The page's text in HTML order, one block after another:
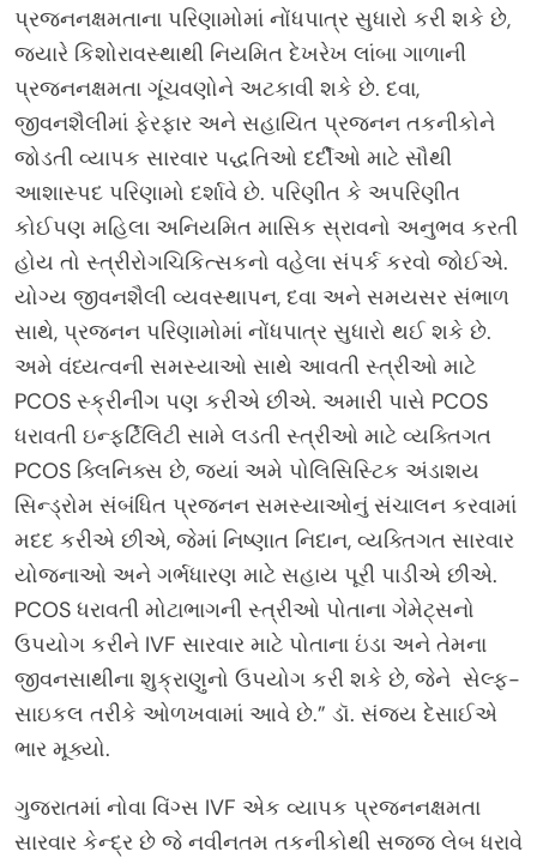
પ્રજનનક્ષમતાના પરિણામોમાં નોંધપાત્ર સુધારો કરી શકે છે,
જ્યારે કિશોરાવસ્થાથી નિયમિત દેખરેખ લાંબા ગાળાની
પ્રજનનક્ષમતા ગૂંચવણોને અટકાવી શકે છે. દવા,
જીવનશૈલીમાં ફેરફાર અને સહાયિત પ્રજનન તકનીકોને
જોડતી વ્યાપક સારવાર પદ્ધતિઓ દર્દીઓ માટે સૌથી
આશાસ્પદ પરિણામો દર્શાવે છે. પરિણીત કે અપરિણીત
કોઈપણ મહિલા અનિયમિત માસિક સ્રાવનો અનુભવ કરતી
હોય તો સ્ત્રીરોગચિકિત્સકનો વહેલા સંપર્ક કરવો જોઈએ.
યોગ્ય જીવનશૈલી વ્યવસ્થાપન, દવા અને સમયસર સંભાળ
સાથે, પ્રજનન પરિણામોમાં નોંધપાત્ર સુધારો થઈ શકે છે.
અમે વંધ્યત્વની સમસ્યાઓ સાથે આવતી સ્ત્રીઓ માટે
PCOS સ્ક્રીનીંગ પણ કરીએ છીએ. અમારી પાસે PCOS
ધરાવતી ઇન્ફર્ટિલિટી સામે લડતી સ્ત્રીઓ માટે વ્યક્તિગત
PCOS ક્લિનિક્સ છે, જ્યાં અમે પોલિસિસ્ટિક અંડાશય
સિન્ડ્રોમ સંબંધિત પ્રજનન સમસ્યાઓનું સંચાલન કરવામાં
મદદ કરીએ છીએ, જેમાં નિષ્ણાત નિદાન, વ્યક્તિગત સારવાર
યોજનાઓ અને ગર્ભધારણ માટે સહાય પૂરી પાડીએ છીએ.
PCOS ધરાવતી મોટાભાગની સ્ત્રીઓ પોતાના ગેમેટ્સનો
ઉપયોગ કરીને IVF સારવાર માટે પોતાના ઇંડા અને તેમના
જીવનસાથીના શુક્રાણુનો ઉપયોગ કરી શકે છે, જેને સેલ્ફ-
સાઇકલ તરીકે ઓળખવામાં આવે છે.” ડૉ. સંજય દેસાઈએ
ભાર મૂક્યો.
ગુજરાતમાં નોવા વિંગ્સ IVF એક વ્યાપક પ્રજનનક્ષમતા
સારવાર કેન્દ્ર છે જે નવીનતમ તકનીકોથી સજ્જ લેબ ધરાવે